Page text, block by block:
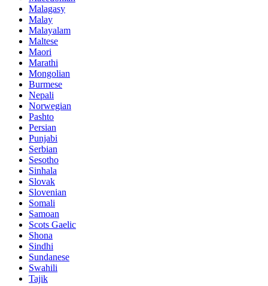
Malagasy
Malay
Malayalam
Maltese
Maori
Marathi
Mongolian
Burmese
Nepali
Norwegian
Pashto
Persian
Punjabi
Serbian
Sesotho
Sinhala
Slovak
Slovenian
Somali
Samoan
Scots Gaelic
Shona
Sindhi
Sundanese
Swahili
Tajik